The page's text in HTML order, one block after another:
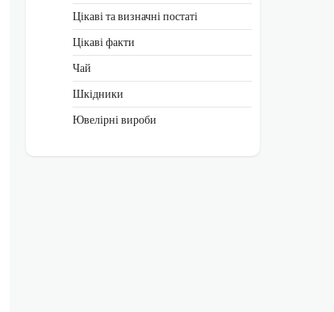
Цікаві та визначні постаті
Цікаві факти
Чай
Шкідники
Ювелірні вироби